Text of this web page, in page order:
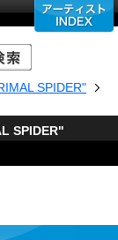
SPIDER"
SPIDER"